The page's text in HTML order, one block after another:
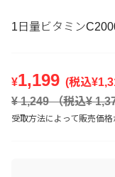
1日量ビタミン
¥1,199 (税込¥
¥ 1,249（税込¥
受取方法によって販売価格